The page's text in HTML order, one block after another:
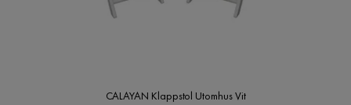
CALAYAN Klappstol Utomhus Vit